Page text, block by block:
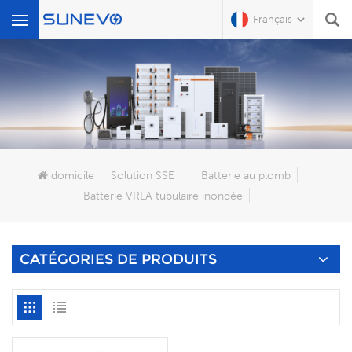
Français
Que Cherchez-Vous?
domicile Solution SSE
Batterie au plomb
Batterie VRLA tubulaire inondée
CATÉGORIES DE PRODUITS